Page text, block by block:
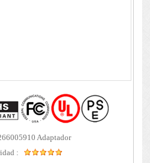
Adaptador
: